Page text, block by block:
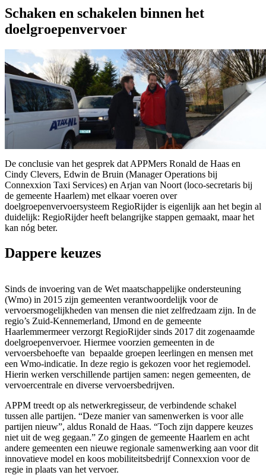
Schaken en schakelen binnen het
doelgroepenvervoer
De conclusie van het gesprek dat APPMers Ronald de Haas en
Cindy Clevers, Edwin de Bruin (Manager Operations bij
Connexxion Taxi Services) en Arjan van Noort (loco-secretaris bij
de gemeente Haarlem) met elkaar voeren over
doelgroepenvervoersysteem RegioRijder is eigenlijk aan het begin al
duidelijk: RegioRijder heeft belangrijke stappen gemaakt, maar het
kan nóg beter.
Dappere keuzes
Sinds de invoering van de Wet maatschappelijke ondersteuning
(Wmo) in 2015 zijn gemeenten verantwoordelijk voor de
vervoersmogelijkheden van mensen die niet zelfredzaam zijn. In de
regio’s Zuid-Kennemerland, IJmond en de gemeente
Haarlemmermeer verzorgt RegioRijder sinds 2017 dit zogenaamde
doelgroepenvervoer. Hiermee voorzien gemeenten in de
vervoersbehoefte van bepaalde groepen leerlingen en mensen met
een Wmo-indicatie. In deze regio is gekozen voor het regiemodel.
Hierin werken verschillende partijen samen: negen gemeenten, de
vervoercentrale en diverse vervoersbedrijven.
APPM treedt op als netwerkregisseur, de verbindende schakel
tussen alle partijen. “Deze manier van samenwerken is voor alle
partijen nieuw”, aldus Ronald de Haas. “Toch zijn dappere keuzes
niet uit de weg gegaan.” Zo gingen de gemeente Haarlem en acht
andere gemeenten een nieuwe regionale samenwerking aan voor dit
innovatieve model en koos mobiliteitsbedrijf Connexxion voor de
regie in plaats van het vervoer.